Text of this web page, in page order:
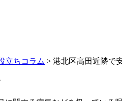
立ちコラム > 港北区高田近隣で